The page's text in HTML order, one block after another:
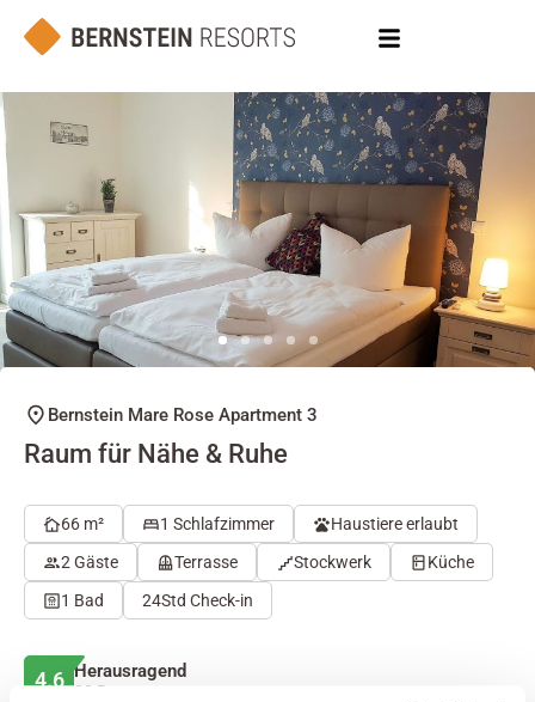
Bernstein Mare Rose Apartment 3
Raum für Nähe & Ruhe
66 m² 1 Schlafzimmer
Haustiere erlaubt
2 Gäste
Terrasse Stockwerk
Küche
1 Bad
24Std Check-in
4.6 Herausragend
32 Bewertungen